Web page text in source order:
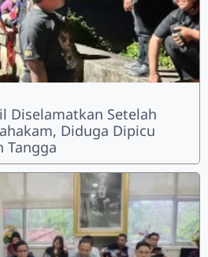
Diselamatkan Setelah
Diduga Dipicu
Tangga